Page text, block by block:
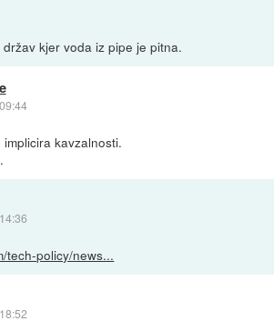
kjer voda iz pipe je pitna.
kavzalnosti.
tech-policy/news...